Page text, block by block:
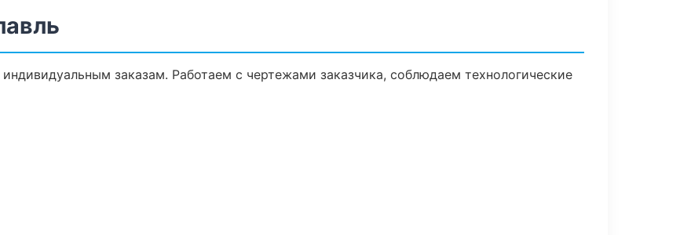
заказам. Работаем с чертежами заказчика, соблюдаем технологические